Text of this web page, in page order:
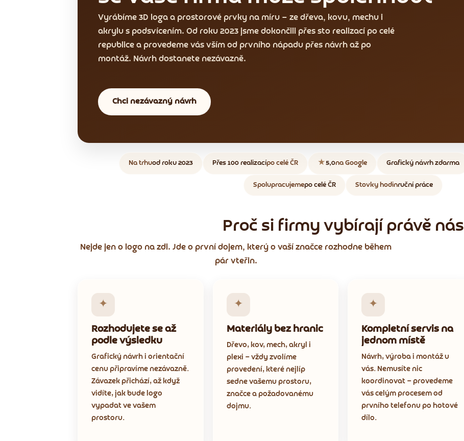
Vyrábíme 3D loga a prostorové prvky na míru — ze dřeva, kovu, mechu i
akrylu s podsvícením. Od roku 2023 jsme dokončili přes sto realizací po celé
republice a provedeme vás vším od prvního nápadu přes návrh až po
montáž. Návrh dostanete nezávazně.
Chci nezávazný návrh
Na trhuod roku 2023 Přes 100 realizacípo celé ČR ★5,0na Google Grafický návrh zdarma
Spolupracujemepo celé ČR Stovky hodinruční práce
Proč si firmy vybírají právě nás
Nejde jen o logo na zdi. Jde o první dojem, který o vaší značce rozhodne během
pár vteřin.
✦
Rozhodujete se až
podle výsledku
Grafický návrh i orientační
cenu připravíme nezávazně.
Závazek přichází, až když
vidíte, jak bude logo
vypadat ve vašem
prostoru.
✦
Materiály bez hranic
Dřevo, kov, mech, akryl i
plexi — vždy zvolíme
provedení, které nejlíp
sedne vašemu prostoru,
značce a požadovanému
dojmu.
✦
Kompletní servis na
jednom místě
Návrh, výroba i montáž u
vás. Nemusíte nic
koordinovat — provedeme
vás celým procesem od
prvního telefonu po hotové
dílo.